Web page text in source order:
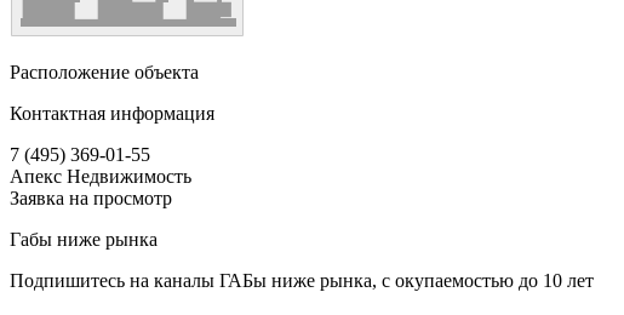
Расположение объекта
Контактная информация
7 (495) 369-01-55
Апекс Недвижимость
Заявка на просмотр
Габы ниже рынка
Подпишитесь на каналы ГАБы ниже рынка, с окупаемостью до 10 лет